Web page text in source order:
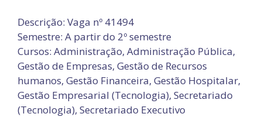
Descrição: Vaga nº 41494
Semestre: A partir do 2º semestre
Cursos: Administração, Administração Pública,
Gestão de Empresas, Gestão de Recursos
humanos, Gestão Financeira, Gestão Hospitalar,
Gestão Empresarial (Tecnologia), Secretariado
(Tecnologia), Secretariado Executivo